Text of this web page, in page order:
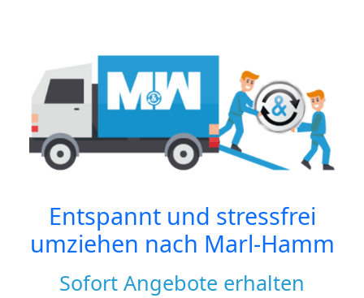
Entspannt und stressfrei
umziehen nach Marl-Hamm
Sofort Angebote erhalten